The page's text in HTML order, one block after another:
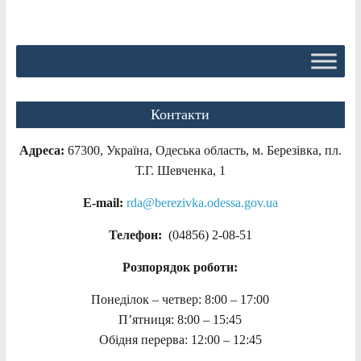
Контакти
Адреса: 67300, Україна, Одеська область, м. Березівка, пл.
Т.Г. Шевченка, 1
E-mail: rda@berezivka.odessa.gov.ua
Телефон: (04856) 2-08-51
Розпорядок роботи:
Понеділок – четвер: 8:00 – 17:00
П’ятниця: 8:00 – 15:45
Обідня перерва: 12:00 – 12:45